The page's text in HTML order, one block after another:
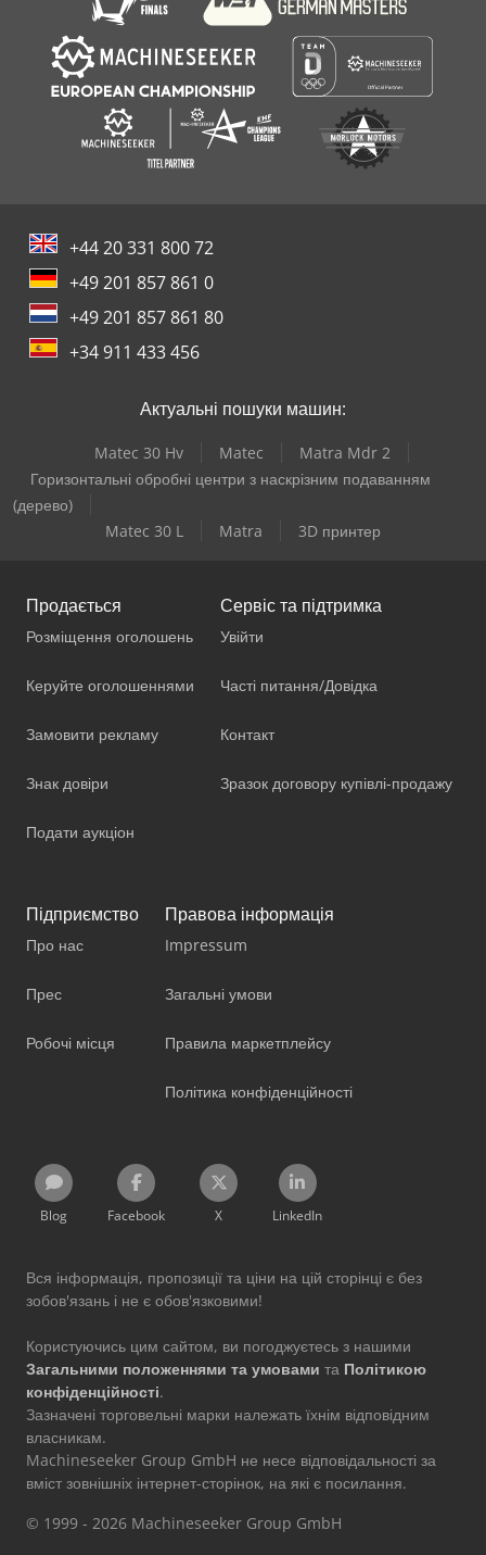
+44 20 331 800 72
+49 201 857 861 0
+49 201 857 861 80
+34 911 433 456
Актуальні пошуки машин:
Matec 30 Hv Matec
Matra Mdr 2
Горизонтальні обробні центри з наскрізним подаванням
(дерево)
Matec 30 L
Matra 3D принтер
Продається
Розміщення оголошень
Керуйте оголошеннями
Замовити рекламу
Знак довіри
Подати аукціон
Сервіс та підтримка
Увійти
Часті питання/Довідка
Контакт
Зразок договору купівлі-продажу
Підприємство
Про нас
Прес
Робочі місця
Правова інформація
Impressum
Загальні умови
Правила маркетплейсу
Політика конфіденційності
Blog Facebook X LinkedIn
Вся інформація, пропозиції та ціни на цій сторінці є без
зобов'язань і не є обов'язковими!
Користуючись цим сайтом, ви погоджуєтесь з нашими
Загальними положеннями та умовами та Політикою
конфіденційності.
Зазначені торговельні марки належать їхнім відповідним
власникам.
Machineseeker Group GmbH не несе відповідальності за
вміст зовнішніх інтернет-сторінок, на які є посилання.
© 1999 - 2026 Machineseeker Group GmbH